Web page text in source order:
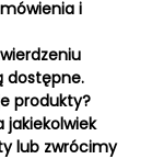
i
dostępne.
produkty?
jakiekolwiek
lub zwrócimy